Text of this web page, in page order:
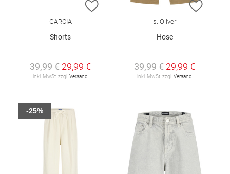
ZUR WUNSCHLISTE HINZUFÜGEN
GARCIA
Shorts
39,99 € 29,99 €
inkl. MwSt. zzgl. Versand
ZUR
s. Oliver
Hose
39,99 € 29,99 €
inkl. MwSt. zzgl. Versand
-25%